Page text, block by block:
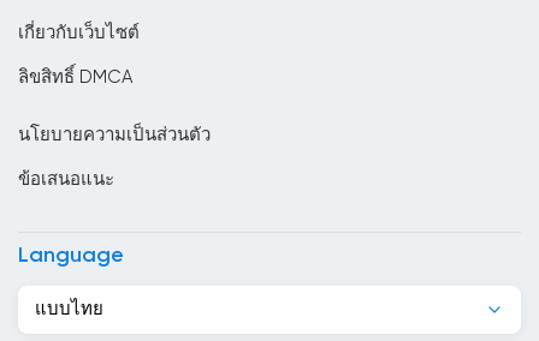
นิการากัว
เกี่ยวกับเว็บไซต์
ลิขสิทธิ์ DMCA
นโยบายความเป็นส่วนตัว
ข้อเสนอแนะ
Language
แบบไทย